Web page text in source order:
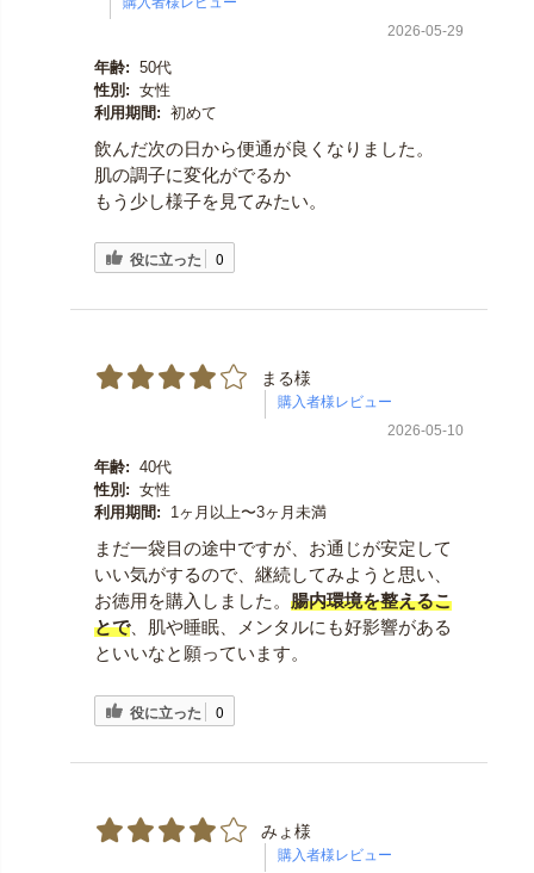
2026-05-29
年齢: 50代
性別: 女性
利用期間: 初めて
飲んだ次の日から便通が良くなりました。
肌の調子に変化がでるか
もう少し様子を見てみたい。
役に立った 0
まる様
2026-05-10
年齢: 40代
性別: 女性
利用期間:
1ヶ月以上〜3ヶ月未満
まだ一袋目の途中ですが、お通じが安定して
いい気がするので、継続してみようと思い、
お徳用を購入しました。 腸内環境を整えるこ
とで、肌や睡眠、メンタルにも好影響がある
といいなと願っています。
役に立った 0
みょ様